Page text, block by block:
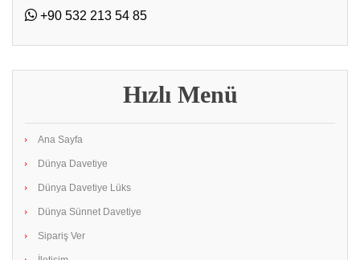
+90 532 213 54 85
Hızlı Menü
Ana Sayfa
Dünya Davetiye
Dünya Davetiye Lüks
Dünya Sünnet Davetiye
Sipariş Ver